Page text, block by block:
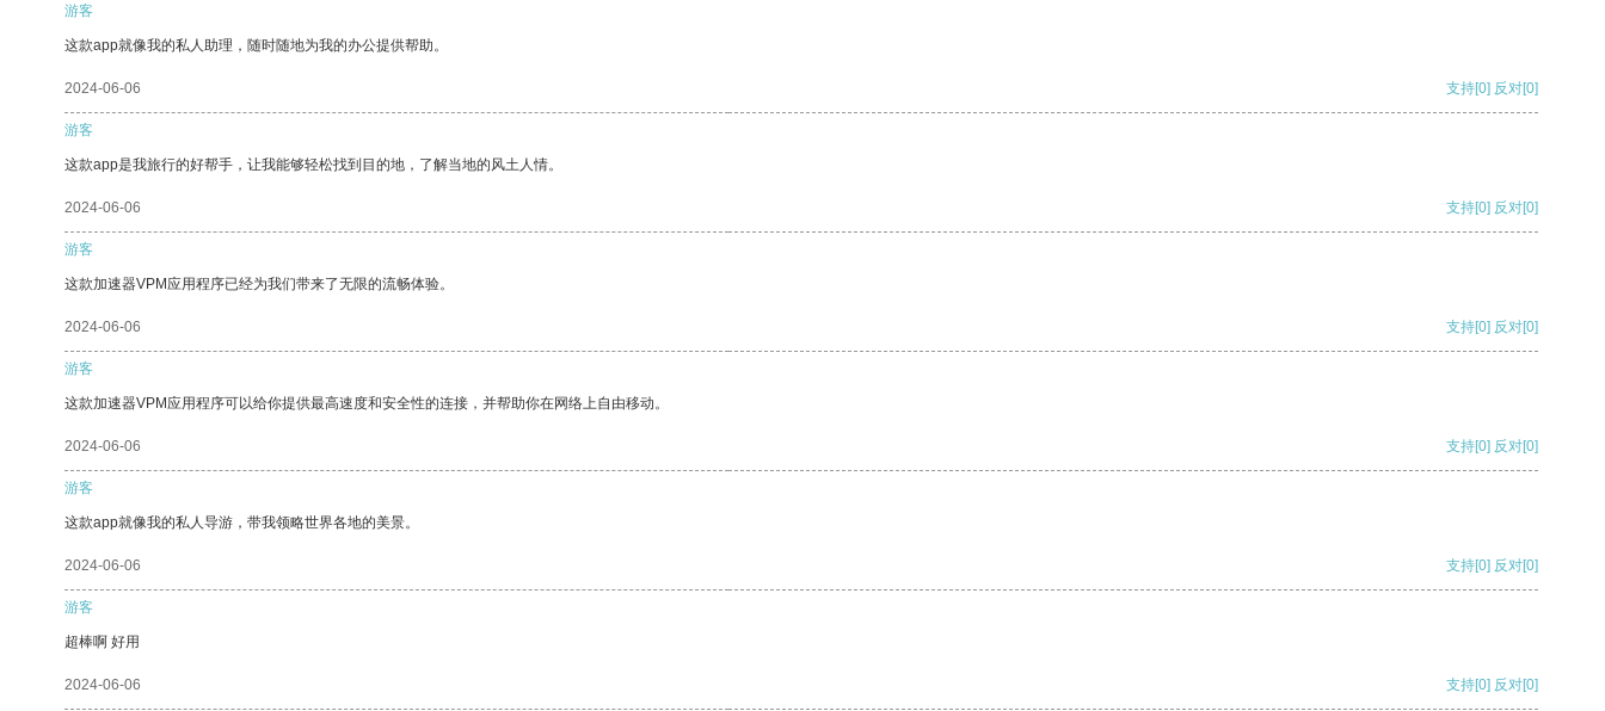
游客
这款app就像我的私人助理，随时随地为我的办公提供帮助。
2024-06-06 支持[0] 反对[0]
游客
这款app是我旅行的好帮手，让我能够轻松找到目的地，了解当地的风土人情。
2024-06-06 支持[0] 反对[0]
游客
这款加速器VPM应用程序已经为我们带来了无限的流畅体验。
2024-06-06 支持[0] 反对[0]
游客
这款加速器VPM应用程序可以给你提供最高速度和安全性的连接，并帮助你在网络上自由移动。
2024-06-06 支持[0] 反对[0]
游客
这款app就像我的私人导游，带我领略世界各地的美景。
2024-06-06 支持[0] 反对[0]
游客
超棒啊 好用
2024-06-06 支持[0] 反对[0]